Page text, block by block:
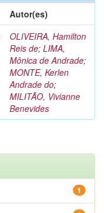
Autor(es)
OLIVEIRA, Hamilton
Reis de; LIMA,
Mônica de Andrade;
MONTE, Kerlen
Andrade do;
MILITÃO, Vivianne
Benevides
1